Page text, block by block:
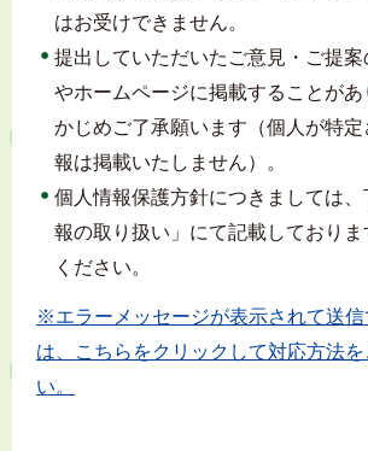
はお受けできません。
提出していただいたご意見・ご提
やホームページに掲載することがあ
かじめご了承願います（個人が特
報は掲載いたしません）。
個人情報保護方針につきましては
報の取り扱い」にて記載しており
ください。
※エラーメッセージが表示されて送信
は、こちらをクリックして対応方法を
い。